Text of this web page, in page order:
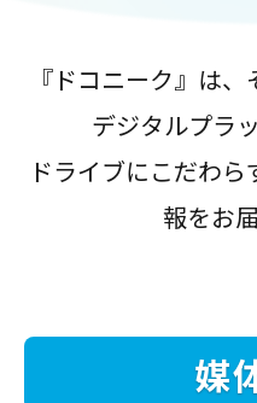
『ドコニーク』は
デジタルプラ
ドライブにこだわ
報をお
媒